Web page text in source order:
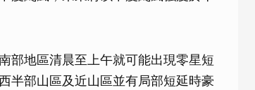
部地區清晨至上午就可能出現零星短
半部山區及近山區並有局部短延時豪